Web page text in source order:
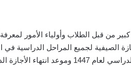
الصيفية لجميع المراحل الدراسية
الدراسية، تابع معنا.